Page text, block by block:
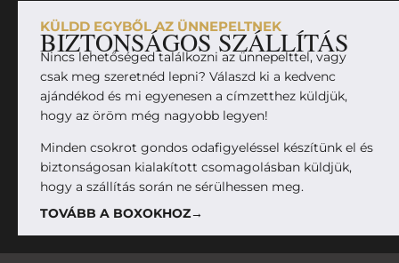
KÜLDD EGYBŐL AZ ÜNNEPELTNEK
BIZTONSÁGOS SZÁLLÍTÁS
Nincs lehetőséged találkozni az ünnepelttel, vagy
csak meg szeretnéd lepni? Válaszd ki a kedvenc
ajándékod és mi egyenesen a címzetthez küldjük,
hogy az öröm még nagyobb legyen!
Minden csokrot gondos odafigyeléssel készítünk el és
biztonságosan kialakított csomagolásban küldjük,
hogy a szállítás során ne sérülhessen meg.
TOVÁBB A BOXOKHOZ→